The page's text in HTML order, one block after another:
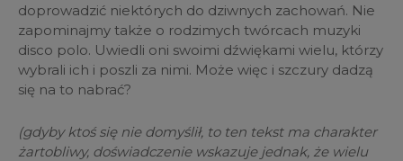
doprowadzić niektórych do dziwnych zachowań. Nie
zapominajmy także o rodzimych twórcach muzyki
disco polo. Uwiedli oni swoimi dźwiękami wielu, którzy
wybrali ich i poszli za nimi. Może więc i szczury dadzą
się na to nabrać?
(gdyby ktoś się nie domyślił, to ten tekst ma charakter
żartobliwy, doświadczenie wskazuje jednak, że wielu